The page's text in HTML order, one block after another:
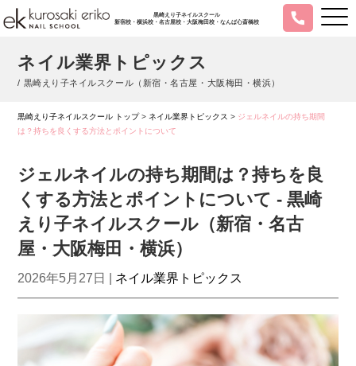
黒崎えり子ネイルスクール
新宿校・横浜校・名古屋校・大阪梅田校・なんば心斎橋校
ネイル業界トピックス
/ 黒崎えり子ネイルスクール（新宿・名古屋・大阪梅田・横浜）
黒崎えり子ネイルスクール トップ>ネイル業界トピックス > ジェルネイルの持ち期間
は？持ちを良くする方法とポイントについて
ジェルネイルの持ち期間は？持ちを良
くする方法とポイントについて - 黒崎
えり子ネイルスクール（新宿・名古
屋・大阪梅田・横浜）
2026年5月27日 | ネイル業界トピックス